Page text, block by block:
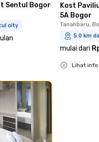
Sentul Bogor
city
Kost
5A Bogor
Tanahbaru,
5.0 km
mulai dari
Lihat info